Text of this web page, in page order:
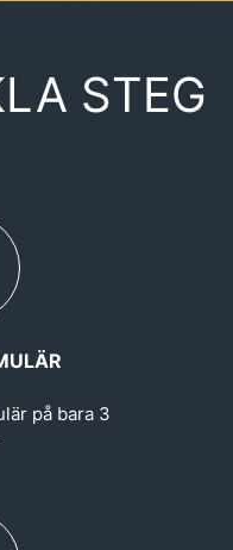
STEG
på bara 3